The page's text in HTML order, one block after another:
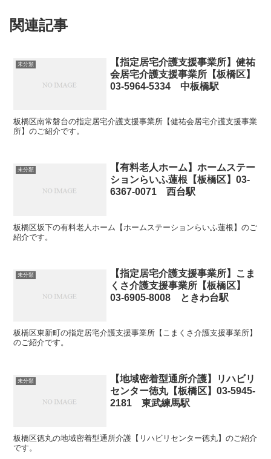
関連記事
未分類
【指定居宅介護支援事業所】健祐
会居宅介護支援事業所【板橋区】
03-5964-5334 中板橋駅
板橋区南常磐台の指定居宅介護支援事業所【健祐会居宅介護支援事業
所】のご紹介です。
未分類
【有料老人ホーム】ホームステー
ションらいふ蓮根【板橋区】03-
6367-0071 西台駅
板橋区坂下の有料老人ホーム【ホームステーションらいふ蓮根】のご
紹介です。
未分類
【指定居宅介護支援事業所】こま
くさ介護支援事業所【板橋区】
03-6905-8008 ときわ台駅
板橋区東新町の指定居宅介護支援事業所【こまくさ介護支援事業所】
のご紹介です。
未分類
【地域密着型通所介護】リハビリ
センター徳丸【板橋区】03-5945-
2181 東武練馬駅
板橋区徳丸の地域密着型通所介護【リハビリセンター徳丸】のご紹介
です。